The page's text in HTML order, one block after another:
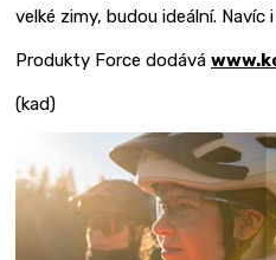
velké zimy, budou ideální.
Produkty Force dodává
(kad)